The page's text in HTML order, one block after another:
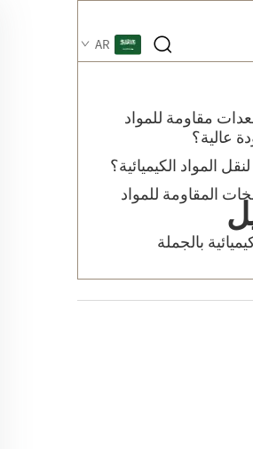
AR
مقاومة للمواد
عالية؟
المواد الكيميائية؟
المقاومة للمواد
بالجملة